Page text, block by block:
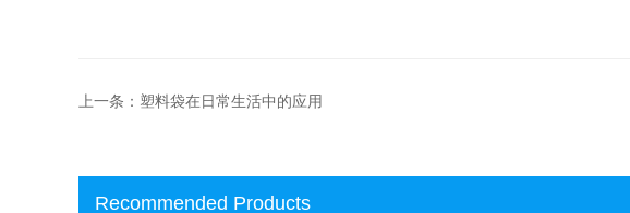
上一条：塑料袋在日常生活中的应用
Recommended Products